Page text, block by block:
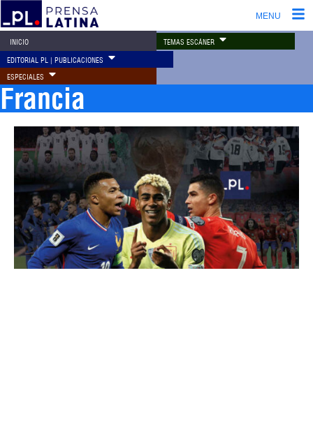
MENU
INICIO TEMAS ESCÁNER
EDITORIAL PL | PUBLICACIONES
ESPECIALES
Francia